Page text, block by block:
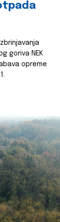
goriva NEK
opreme